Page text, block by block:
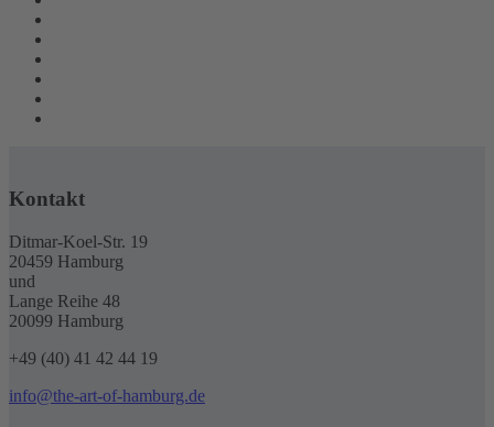
Kontakt
Ditmar-Koel-Str. 19
20459 Hamburg
und
Lange Reihe 48
20099 Hamburg
+49 (40) 41 42 44 19
info@the-art-of-hamburg.de